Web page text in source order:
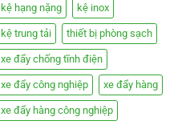
kệ hạng nặng kệ inox
kệ trung tải thiết bị phòng sạch
xe đẩy chống tĩnh điện
xe đẩy công nghiệp xe đẩy hàng
xe đẩy hàng công nghiệp